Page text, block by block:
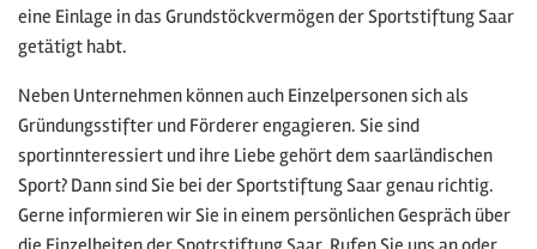
eine Einlage in das Grundstöckvermögen der Sportstiftung Saar
getätigt habt.
Neben Unternehmen können auch Einzelpersonen sich als
Gründungsstifter und Förderer engagieren. Sie sind
sportinnteressiert und ihre Liebe gehört dem saarländischen
Sport? Dann sind Sie bei der Sportstiftung Saar genau richtig.
Gerne informieren wir Sie in einem persönlichen Gespräch über